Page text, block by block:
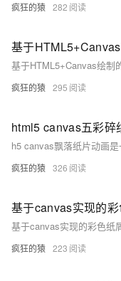
疯狂的猿 282
疯狂的猿 295
html5 canvas五彩碎
疯狂的猿 326
疯狂的猿 223